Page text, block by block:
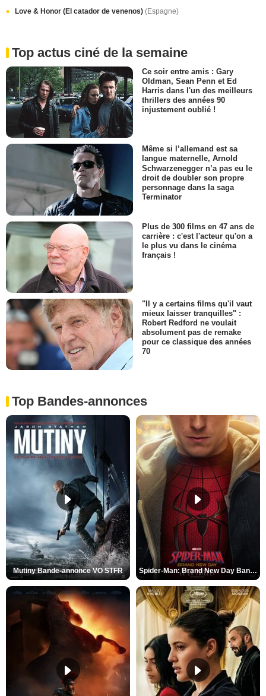
Love & Honor (El catador de venenos) (Espagne)
Top actus ciné de la semaine
Ce soir entre amis : Gary
Oldman, Sean Penn et Ed
Harris dans l'un des meilleurs
thrillers des années 90
injustement oublié !
Même si l’allemand est sa
langue maternelle, Arnold
Schwarzenegger n’a pas eu le
droit de doubler son propre
personnage dans la saga
Terminator
Plus de 300 films en 47 ans de
carrière : c'est l'acteur qu'on a
le plus vu dans le cinéma
français !
"Il y a certains films qu'il vaut
mieux laisser tranquilles" :
Robert Redford ne voulait
absolument pas de remake
pour ce classique des années
70
Top Bandes-annonces
Mutiny Bande-annonce VO STFR Spider-Man: Brand New Day Bande-annonce VO STFR